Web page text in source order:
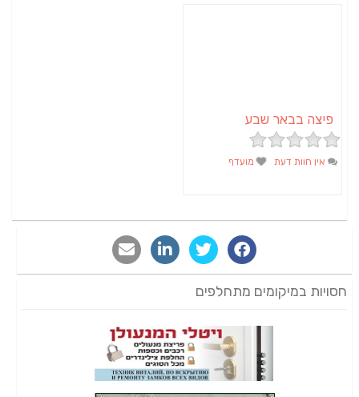
פיצה בבאר שבע
אין חוות דעת מועדף
חסויות במיקומים מתחלפים